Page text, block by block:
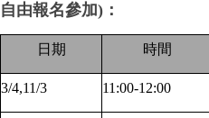
自由報名參加)：
日期 時間
3/4,11/3 11:00-12:00